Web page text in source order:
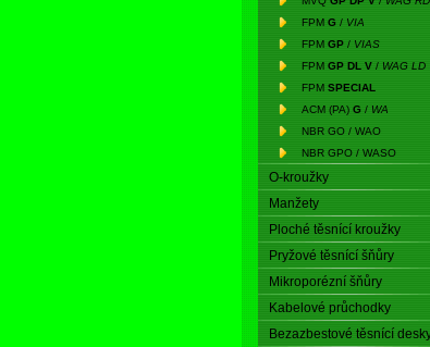
FPM G / VIA
FPM GP / VIAS
FPM GP DL V / WAG LD
FPM SPECIAL
ACM (PA) G / WA
NBR GO / WAO
NBR GPO / WASO
O-kroužky
Manžety
Ploché těsnící kroužky
Pryžové těsnící šňůry
Mikroporézní šňůry
Kabelové průchodky
Bezazbestové těsnící